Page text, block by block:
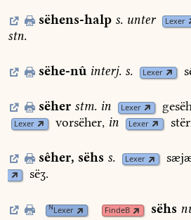
sëhens-halp s.unter Lexer
stn.
sëhe-nû interj. s. Lexer
sëher stm. in Lexer
Lexer vorsëher, in Lexer
sêher, sëhs s. Lexer
sëʒ.
NLexer FindeB sëhs